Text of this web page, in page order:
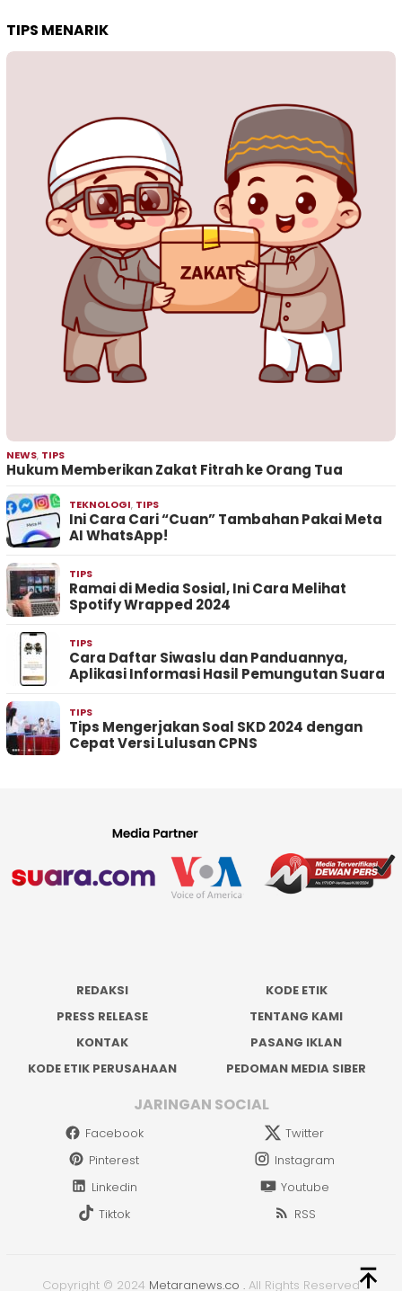
TIPS MENARIK
NEWS, TIPS
Hukum Memberikan Zakat Fitrah ke Orang Tua
TEKNOLOGI, TIPS
Ini Cara Cari “Cuan” Tambahan Pakai Meta
AI WhatsApp!
TIPS
Ramai di Media Sosial, Ini Cara Melihat
Spotify Wrapped 2024
TIPS
Cara Daftar Siwaslu dan Panduannya,
Aplikasi Informasi Hasil Pemungutan Suara
TIPS
Tips Mengerjakan Soal SKD 2024 dengan
Cepat Versi Lulusan CPNS
REDAKSI
KODE ETIK
PRESS RELEASE
TENTANG KAMI
KONTAK
PASANG IKLAN
KODE ETIK PERUSAHAAN
PEDOMAN MEDIA SIBER
JARINGAN SOCIAL
Facebook
Twitter
Pinterest
Instagram
Linkedin
Youtube
Tiktok
RSS
Copyright © 2024 Metaranews.co . All Rights Reserved